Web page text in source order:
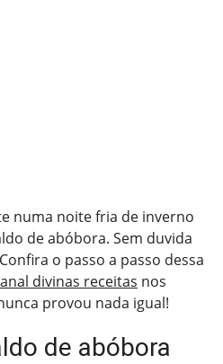
numa noite fria de inverno
de abóbora. Sem duvida
o passo a passo dessa
divinas receitas nos
provou nada igual!
de abóbora